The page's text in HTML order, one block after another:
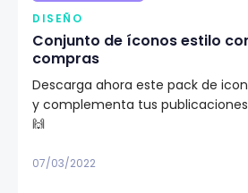
DISEÑO
Conjunto de íconos estilo
compras
Descarga ahora este pack de
y complementa tus
🙌
07/03/2022